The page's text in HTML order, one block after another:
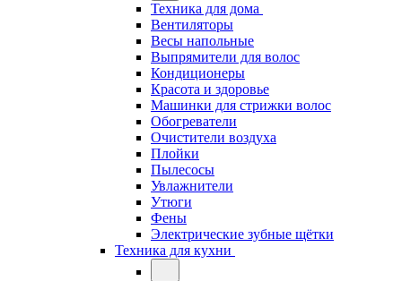
Техника для дома
Вентиляторы
Весы напольные
Выпрямители для волос
Кондиционеры
Красота и здоровье
Машинки для стрижки волос
Обогреватели
Очистители воздуха
Плойки
Пылесосы
Увлажнители
Утюги
Фены
Электрические зубные щётки
Техника для кухни